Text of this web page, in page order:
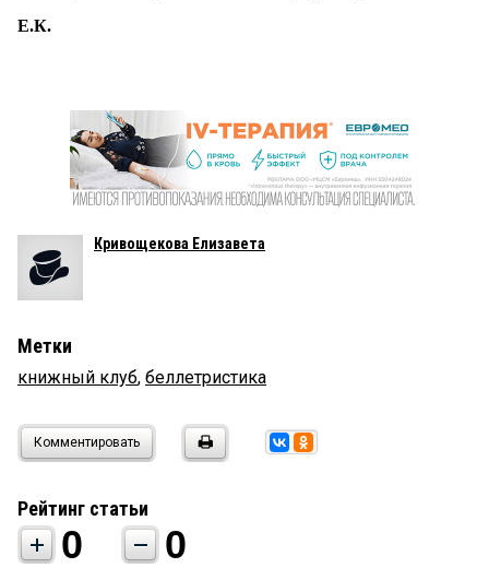
Е.К.
Кривощекова Елизавета
Метки
книжный клуб, беллетристика
Комментировать
Рейтинг статьи
0 0